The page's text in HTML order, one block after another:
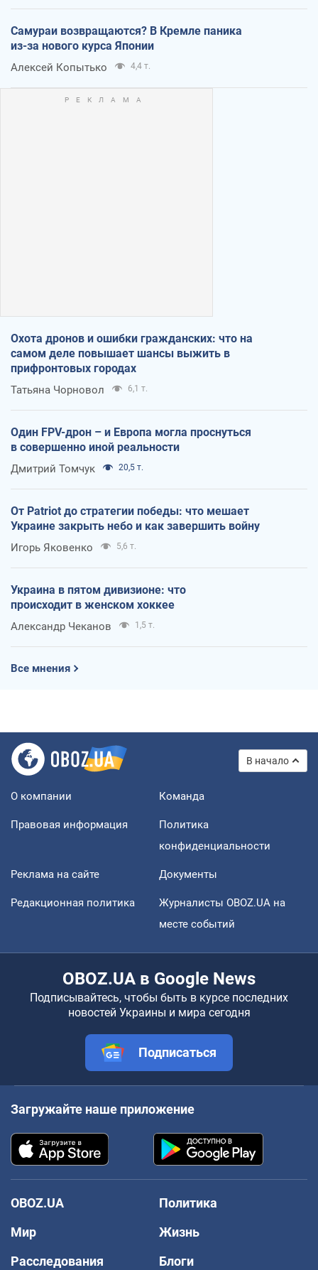
Самураи возвращаются? В Кремле паника
из-за нового курса Японии
Алексей Копытько 4,4 т.
Охота дронов и ошибки гражданских: что на
самом деле повышает шансы выжить в
прифронтовых городах
Татьяна Чорновол 6,1 т.
Один FPV-дрон – и Европа могла проснуться
в совершенно иной реальности
Дмитрий Томчук 20,5 т.
От Patriot до стратегии победы: что мешает
Украине закрыть небо и как завершить войну
Игорь Яковенко 5,6 т.
Украина в пятом дивизионе: что
происходит в женском хоккее
Александр Чеканов 1,5 т.
Все мнения
В начало
О компании Команда
Правовая информация
Политика
конфиденциальности
Реклама на сайте Документы
Редакционная политика
Журналисты OBOZ.UA на
месте событий
OBOZ.UA в Google News
Подписывайтесь, чтобы быть в курсе последних
новостей Украины и мира сегодня
Подписаться
Загружайте наше приложение
OBOZ.UA
Политика
Мир
Жизнь
Расследования
Блоги